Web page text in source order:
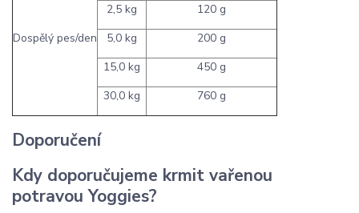
Dospělý pes/den
2,5 kg
120 g
5,0 kg
200 g
15,0 kg
450 g
30,0 kg
760 g
Doporučení
Kdy doporučujeme krmit vařenou
potravou Yoggies?